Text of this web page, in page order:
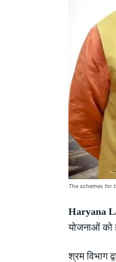
The schemes for
Haryana
योजनाओं को
श्रम विभाग